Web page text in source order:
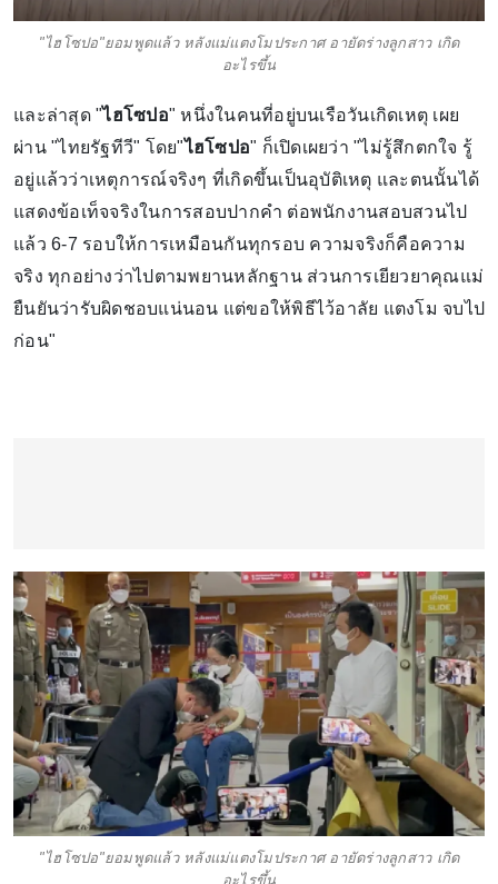
"ไฮโซปอ"ยอมพูดแล้ว หลังแม่แตงโมประกาศ อายัดร่างลูกสาว เกิด
อะไรขึ้น
และล่าสุด "ไฮโซปอ" หนึ่งในคนที่อยู่บนเรือวันเกิดเหตุ เผย
ผ่าน "ไทยรัฐทีวี" โดย"ไฮโซปอ" ก็เปิดเผยว่า "ไม่รู้สึกตกใจ รู้
อยู่แล้วว่าเหตุการณ์จริงๆ ที่เกิดขึ้นเป็นอุบัติเหตุ และตนนั้นได้
แสดงข้อเท็จจริงในการสอบปากคำ ต่อพนักงานสอบสวนไป
แล้ว 6-7 รอบให้การเหมือนกันทุกรอบ ความจริงก็คือความ
จริง ทุกอย่างว่าไปตามพยานหลักฐาน ส่วนการเยียวยาคุณแม่
ยืนยันว่ารับผิดชอบแน่นอน แต่ขอให้พิธีไว้อาลัย แตงโม จบไป
ก่อน"
"ไฮโซปอ"ยอมพูดแล้ว หลังแม่แตงโมประกาศ อายัดร่างลูกสาว เกิด
อะไรขึ้น